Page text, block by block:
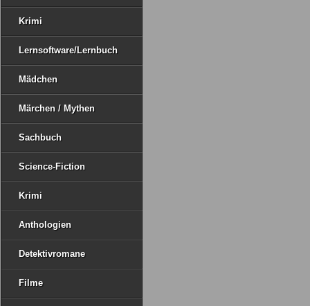
Krimi
Lernsoftware/Lernbuch
Mädchen
Märchen / Mythen
Sachbuch
Science-Fiction
Krimi
Anthologien
Detektivromane
Filme